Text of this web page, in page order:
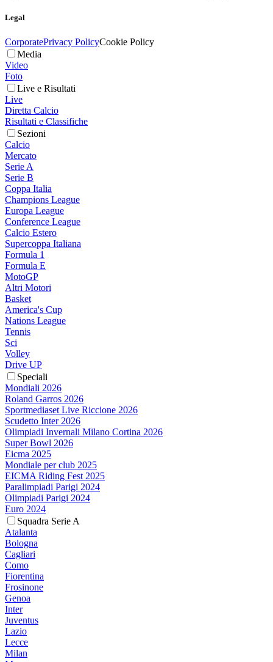
Legal
CorporatePrivacy PolicyCookie Policy
Media
Video
Foto
Live e Risultati
Live
Diretta Calcio
Risultati e Classifiche
Sezioni
Calcio
Mercato
Serie A
Serie B
Coppa Italia
Champions League
Europa League
Conference League
Calcio Estero
Supercoppa Italiana
Formula 1
Formula E
MotoGP
Altri Motori
Basket
America's Cup
Nations League
Tennis
Sci
Volley
Drive UP
Speciali
Mondiali 2026
Roland Garros 2026
Sportmediaset Live Riccione 2026
Scudetto Inter 2026
Olimpiadi Invernali Milano Cortina 2026
Super Bowl 2026
Eicma 2025
Mondiale per club 2025
EICMA Riding Fest 2025
Paralimpiadi Parigi 2024
Olimpiadi Parigi 2024
Euro 2024
Squadra Serie A
Atalanta
Bologna
Cagliari
Como
Fiorentina
Frosinone
Genoa
Inter
Juventus
Lazio
Lecce
Milan